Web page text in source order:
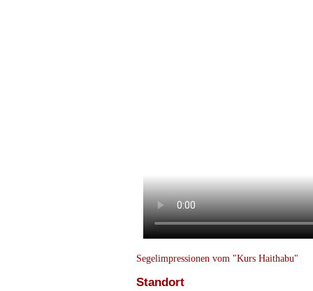
Segelimpressionen vom "Kurs Haithabu"
Standort